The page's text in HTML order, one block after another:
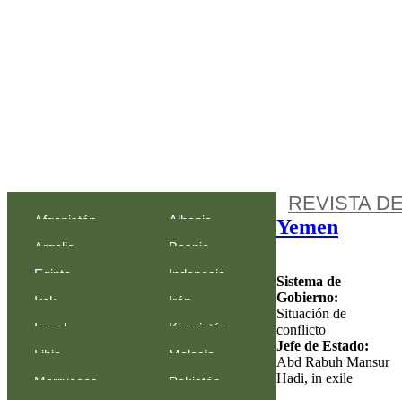
Afganistán
Albania
Argelia
Bosnia-
Egipto
Indonesia
Irak
Irán
Israel
Kirguistán
Libia
Malasia
Marruecos
Pakistán
REVISTA
Yemen
Sistema de
Gobierno:
Situación de
conflicto
Jefe de Estado:
Abd Rabuh Mansur
Hadi, in exile